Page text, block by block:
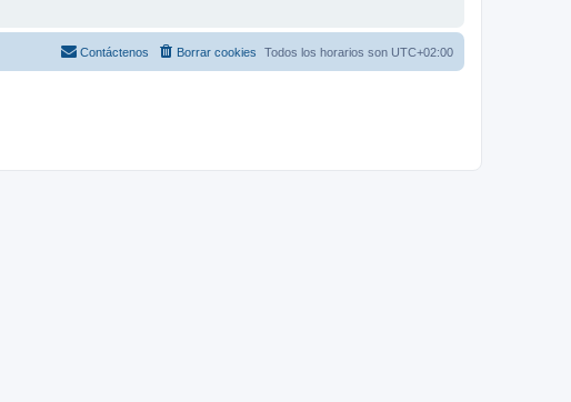
Todos los horarios son UTC+02:00
Borrar cookies
Contáctenos